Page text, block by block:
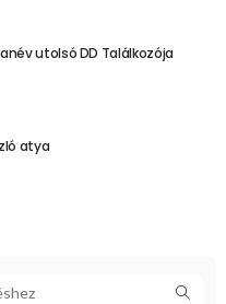
utolsó DD Találkozója
atya